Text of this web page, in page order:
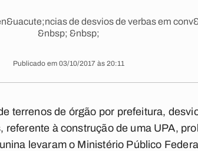
de desvios de verbas em
&nbsp; &nbsp;
Publicado em 03/10/2017 às 20:11
terrenos de órgão por prefeitura,
à construção de uma UPA,
levaram o Ministério Público